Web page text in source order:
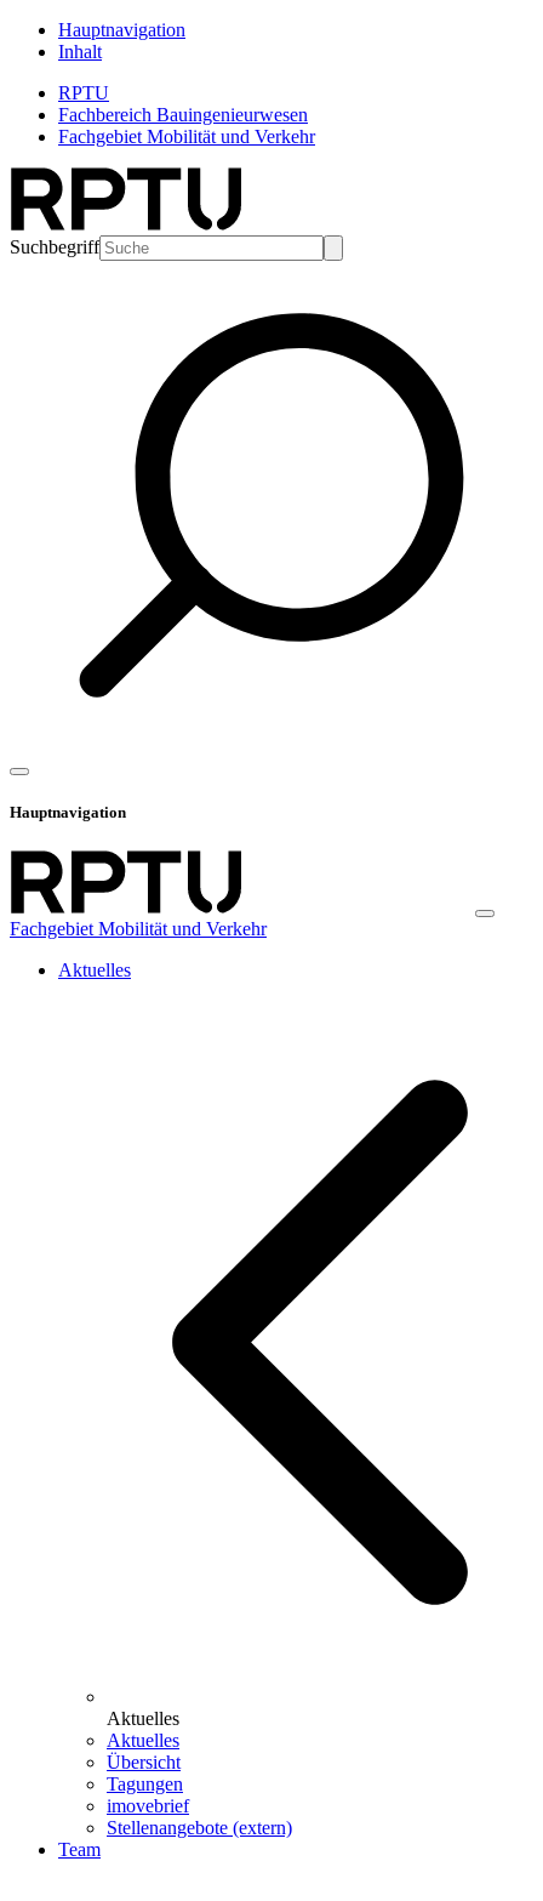
Hauptnavigation
Inhalt
RPTU
Fachbereich Bauingenieurwesen
Fachgebiet Mobilität und Verkehr
Suchbegriff
Hauptnavigation
Fachgebiet Mobilität und Verkehr
Aktuelles
Aktuelles
Aktuelles
Übersicht
Tagungen
imovebrief
Stellenangebote (extern)
Team